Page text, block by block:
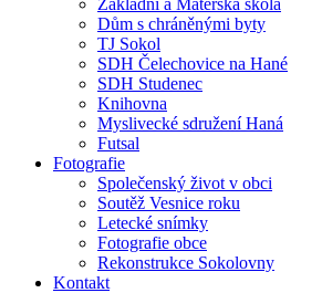
Základní a Mateřská škola
Dům s chráněnými byty
TJ Sokol
SDH Čelechovice na Hané
SDH Studenec
Knihovna
Myslivecké sdružení Haná
Futsal
Fotografie
Společenský život v obci
Soutěž Vesnice roku
Letecké snímky
Fotografie obce
Rekonstrukce Sokolovny
Kontakt